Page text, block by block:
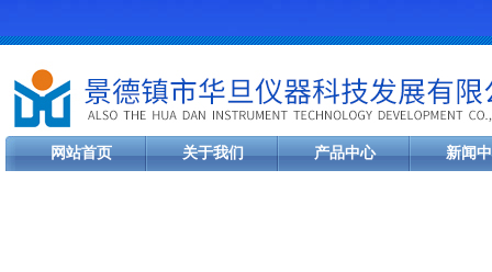
网站首页 关于我们 产品中心 新闻